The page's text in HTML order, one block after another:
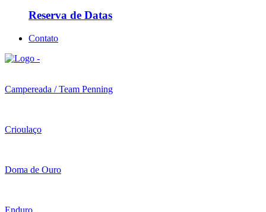
Reserva de Datas
Contato
Campereada / Team Penning
Crioulaço
Doma de Ouro
Enduro